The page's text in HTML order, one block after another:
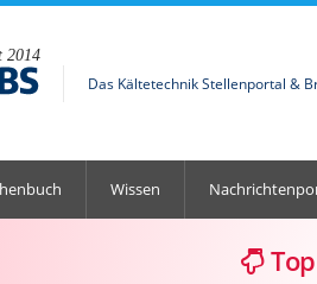
2014
Das Kältetechnik Stellenportal &
Wissen